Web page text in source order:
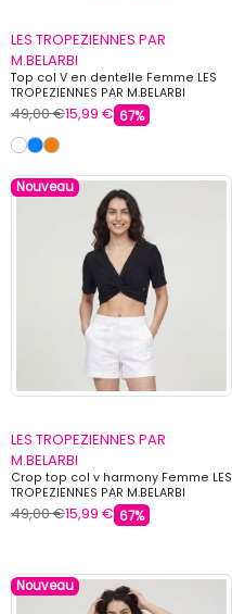
LES TROPEZIENNES PAR
M.BELARBI
Top col V en dentelle Femme LES
TROPEZIENNES PAR M.BELARBI
49,00 €15,99 € 67%
Nouveau
LES TROPEZIENNES PAR
M.BELARBI
Crop top col v harmony Femme LES
TROPEZIENNES PAR M.BELARBI
49,00 €15,99 € 67%
Nouveau